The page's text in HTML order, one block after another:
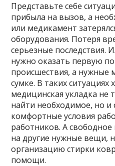
Представьте себе
прибыла на вызов, а
или медикамент
оборудования. Потеря
серьезные последствия.
нужно оказать первую
происшествия, а нужные
сумке. В таких
медицинская укладка не
найти необходимое, но и
комфортные условия
работников. А
на другие нужные вещи,
организацию стирки
помощи.